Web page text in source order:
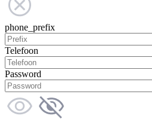
phone_prefix
Telefoon
Password